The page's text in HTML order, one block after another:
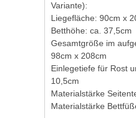
Variante):
Liegefläche: 90cm x
Betthöhe: ca. 37,5cm
Gesamtgröße im
98cm x 208cm
Einlegetiefe für Rost
10,5cm
Materialstärke
Materialstärke